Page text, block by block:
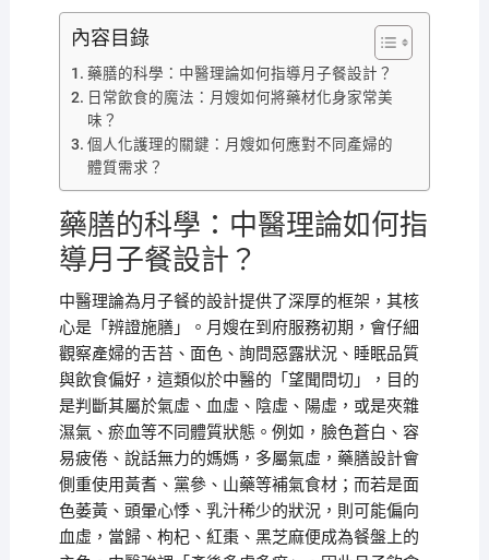
內容目錄
藥膳的科學：中醫理論如何指導月子餐設計？
日常飲食的魔法：月嫂如何將藥材化身家常美
味？
個人化護理的關鍵：月嫂如何應對不同產婦的
體質需求？
藥膳的科學：中醫理論如何指
導月子餐設計？
中醫理論為月子餐的設計提供了深厚的框架，其核
心是「辨證施膳」。月嫂在到府服務初期，會仔細
觀察產婦的舌苔、面色、詢問惡露狀況、睡眠品質
與飲食偏好，這類似於中醫的「望聞問切」，目的
是判斷其屬於氣虛、血虛、陰虛、陽虛，或是夾雜
濕氣、瘀血等不同體質狀態。例如，臉色蒼白、容
易疲倦、說話無力的媽媽，多屬氣虛，藥膳設計會
側重使用黃耆、黨參、山藥等補氣食材；而若是面
色萎黃、頭暈心悸、乳汁稀少的狀況，則可能偏向
血虛，當歸、枸杞、紅棗、黑芝麻便成為餐盤上的